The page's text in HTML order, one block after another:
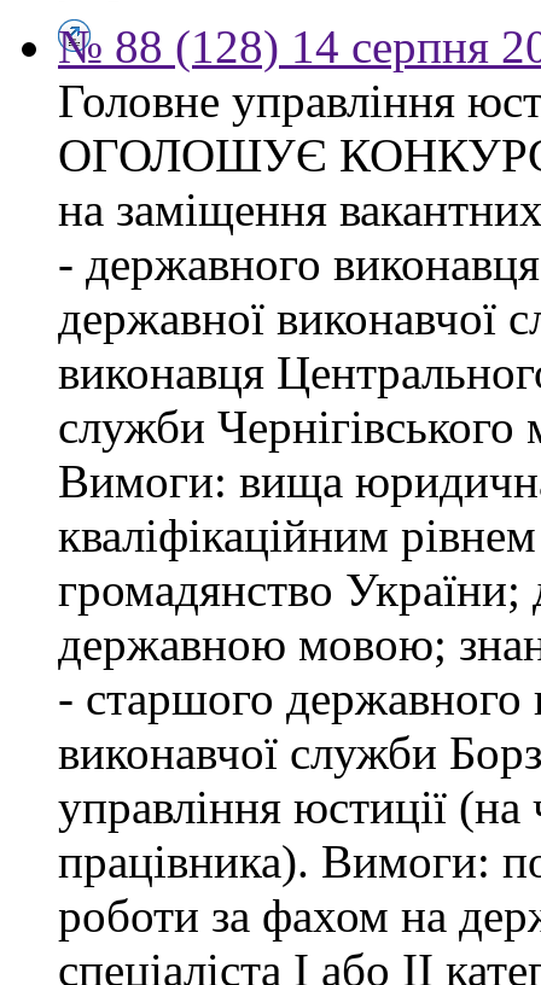
№ 88 (128) 14 серпня
Головне управління
ОГОЛОШУЄ
на заміщення
- державного
державної виконавчої
виконавця
служби Чернігівського
Вимоги: вища юридична
кваліфікаційним
громадянство України;
державною мовою;
- старшого державного
виконавчої служби
управління юстиції (на
працівника). Вимоги:
роботи за фахом на
спеціаліста І або ІІ